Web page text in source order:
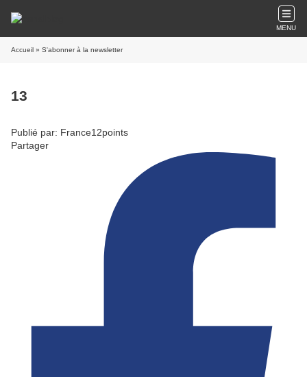
MENU
Accueil » S'abonner à la newsletter
13
Publié par: France12points
Partager